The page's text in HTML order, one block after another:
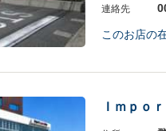
連絡先
このお店の
Ｉｍｐｏ